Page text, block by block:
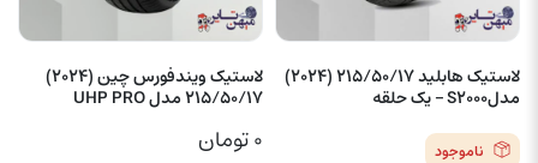
لاستیک هابلید 215/50/17 (2024)
مدلS2000 – یک حلقه
ناموجود
لاستیک ویندفورس چین (2024)
215/50/17 مدل UHP PRO
۰تومان